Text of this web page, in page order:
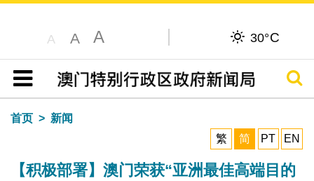
A A A 30°C
目录
搜寻
首页
新闻
繁
简 PT EN
【积极部署】澳门荣获“亚洲最佳高端目的